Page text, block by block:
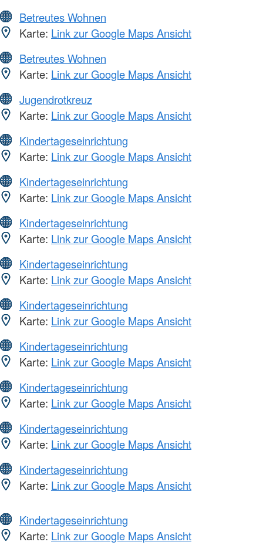
Betreutes Wohnen
Karte: Link zur Google Maps Ansicht
Betreutes Wohnen
Karte: Link zur Google Maps Ansicht
Jugendrotkreuz
Karte: Link zur Google Maps Ansicht
Kindertageseinrichtung
Karte: Link zur Google Maps Ansicht
Kindertageseinrichtung
Karte: Link zur Google Maps Ansicht
Kindertageseinrichtung
Karte: Link zur Google Maps Ansicht
Kindertageseinrichtung
Karte: Link zur Google Maps Ansicht
Kindertageseinrichtung
Karte: Link zur Google Maps Ansicht
Kindertageseinrichtung
Karte: Link zur Google Maps Ansicht
Kindertageseinrichtung
Karte: Link zur Google Maps Ansicht
Kindertageseinrichtung
Karte: Link zur Google Maps Ansicht
Kindertageseinrichtung
Karte: Link zur Google Maps Ansicht
Kindertageseinrichtung
Karte: Link zur Google Maps Ansicht